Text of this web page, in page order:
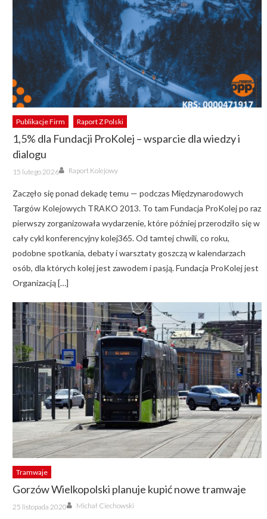
Publikacje Firm Raport Z Polski
1,5% dla Fundacji ProKolej – wsparcie dla wiedzy i
dialogu
Posted
on
15 lutego 2026 Author
Raport Kolejowy
Zaczęło się ponad dekadę temu — podczas Międzynarodowych
Targów Kolejowych TRAKO 2013. To tam Fundacja ProKolej po raz
pierwszy zorganizowała wydarzenie, które później przerodziło się w
cały cykl konferencyjny kolej365. Od tamtej chwili, co roku,
podobne spotkania, debaty i warsztaty goszczą w kalendarzach
osób, dla których kolej jest zawodem i pasją. Fundacja ProKolej jest
Organizacją […]
Tramwaje
Gorzów Wielkopolski planuje kupić nowe tramwaje
Posted
on
25 listopada 2020 Author
Michał Ciechowski